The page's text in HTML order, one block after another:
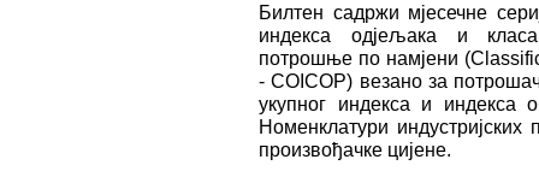
Билтен садржи мјесечне
индекса одјељака и
потрошње по намјени
- COICOP) везано за
укупног индекса и индекса
Номенклатури
произвођачке цијене.